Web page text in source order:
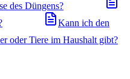
des Düngens?
Kann ich den
oder Tiere im Haushalt gibt?